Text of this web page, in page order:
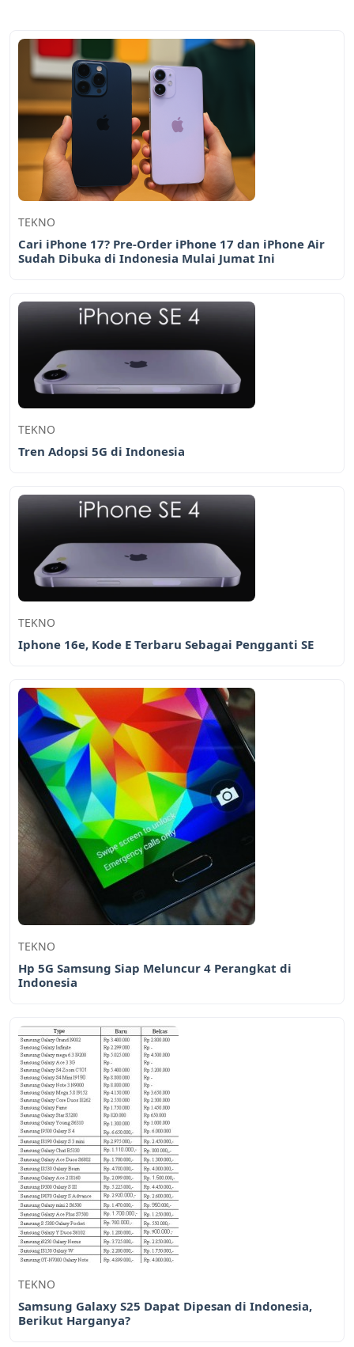
TEKNO
Cari iPhone 17? Pre-Order iPhone 17 dan iPhone Air
Sudah Dibuka di Indonesia Mulai Jumat Ini
TEKNO
Tren Adopsi 5G di Indonesia
TEKNO
Iphone 16e, Kode E Terbaru Sebagai Pengganti SE
TEKNO
Hp 5G Samsung Siap Meluncur 4 Perangkat di
Indonesia
TEKNO
Samsung Galaxy S25 Dapat Dipesan di Indonesia,
Berikut Harganya?